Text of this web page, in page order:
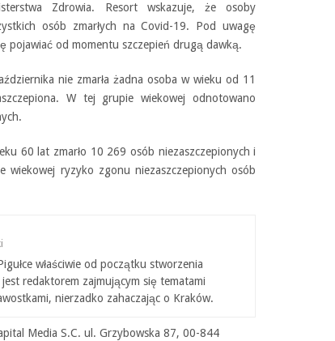
Zdrowia. Resort wskazuje, że osoby
osób zmarłych na Covid-19. Pod uwagę
pojawiać od momentu szczepień drugą dawką.
nie zmarła żadna osoba w wieku od 11
W tej grupie wiekowej odnotowano
60 lat zmarło 10 269 osób niezaszczepionych i
wiekowej ryzyko zgonu niezaszczepionych osób
właściwie od początku stworzenia
jest redaktorem zajmującym się tematami
nierzadko zahaczając o Kraków.
Media S.C. ul. Grzybowska 87, 00-844